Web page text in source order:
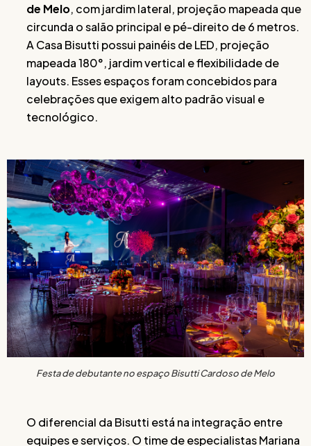
de Melo, com jardim lateral, projeção mapeada que
circunda o salão principal e pé-direito de 6 metros.
A Casa Bisutti possui painéis de LED, projeção
mapeada 180°, jardim vertical e flexibilidade de
layouts. Esses espaços foram concebidos para
celebrações que exigem alto padrão visual e
tecnológico.
Festa de debutante no espaço Bisutti Cardoso de Melo
O diferencial da Bisutti está na integração entre
equipes e serviços. O time de especialistas Mariana